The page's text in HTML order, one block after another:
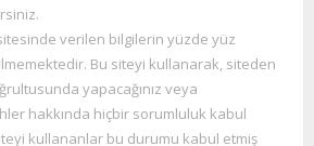
verilen bilgilerin yüzde yüz
Bu siteyi kullanarak, siteden
yapacağınız veya
hakkında hiçbir sorumluluk kabul
kullananlar bu durumu kabul etmiş